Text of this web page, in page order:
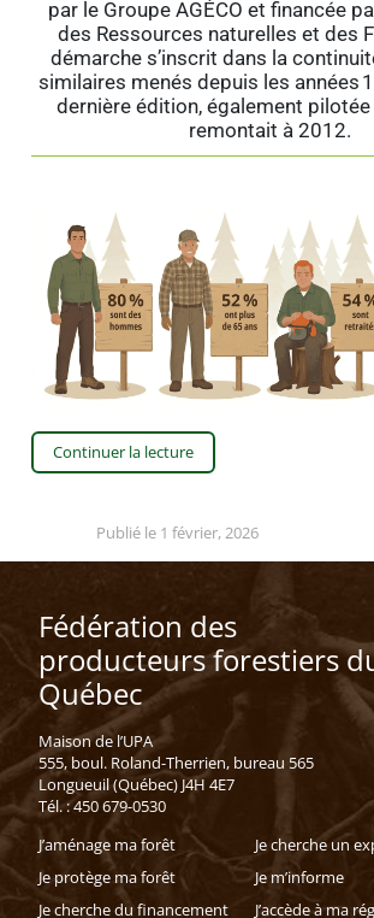
par le Groupe AGÉCO et financée
des Ressources naturelles et des
démarche s’inscrit dans la
similaires menés depuis les années
dernière édition, également pilotée
remontait à 2012.
Continuer la lecture
Publié le 1 février, 2026
Fédération des
producteurs forestiers
Québec
Maison de l’UPA
555, boul. Roland-Therrien, bureau 565
Longueuil (Québec) J4H 4E7
Tél. : 450 679-0530
J’aménage ma forêt
Je protège ma forêt
Je cherche du financement
Je cherche un
Je m’informe
J’accède à ma